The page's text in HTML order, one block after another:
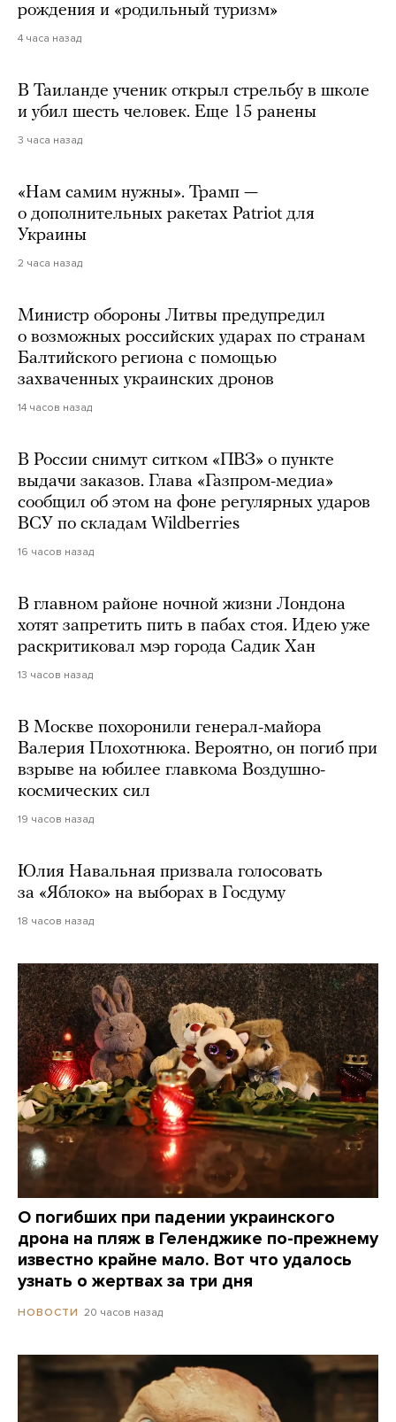
рождения и «родильный туризм»
4 часа назад
В Таиланде ученик открыл стрельбу в школе
и убил шесть человек. Еще 15 ранены
3 часа назад
«Нам самим нужны». Трамп —
о дополнительных ракетах Patriot для
Украины
2 часа назад
Министр обороны Литвы предупредил
о возможных российских ударах по странам
Балтийского региона с помощью
захваченных украинских дронов
14 часов назад
В России снимут ситком «ПВЗ» о пункте
выдачи заказов. Глава «Газпром-медиа»
сообщил об этом на фоне регулярных ударов
ВСУ по складам Wildberries
16 часов назад
В главном районе ночной жизни Лондона
хотят запретить пить в пабах стоя. Идею уже
раскритиковал мэр города Садик Хан
13 часов назад
В Москве похоронили генерал-майора
Валерия Плохотнюка. Вероятно, он погиб при
взрыве на юбилее главкома Воздушно-
космических сил
19 часов назад
Юлия Навальная призвала голосовать
за «Яблоко» на выборах в Госдуму
18 часов назад
О погибших при падении украинского
дрона на пляж в Геленджике по-прежнему
известно крайне мало. Вот что удалось
узнать о жертвах за три дня
НОВОСТИ 20 часов назад